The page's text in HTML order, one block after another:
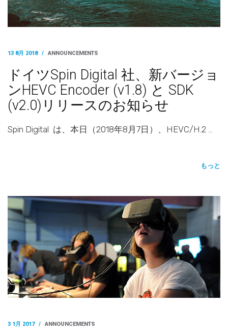
13 8月 2018 / ANNOUNCEMENTS
ドイツSpin Digital 社、新バージョ
ンHEVC Encoder (v1.8) と SDK
(v2.0)リリースのお知らせ
Spin Digital は、本日（2018年8月7日）、HEVC/H.2 …
もっと
3 1月 2017 / ANNOUNCEMENTS